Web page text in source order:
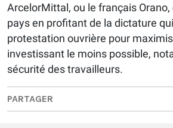
ArcelorMittal, ou le français
pays en profitant de la dictature
protestation ouvrière pour
investissant le moins possible,
sécurité des travailleurs.
PARTAGER